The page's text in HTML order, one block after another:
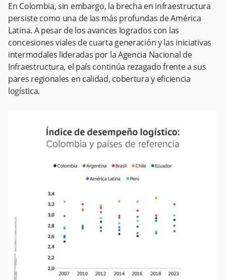
En Colombia, sin embargo, la brecha en infraestructura
persiste como una de las más profundas de América
Latina. A pesar de los avances logrados con las
concesiones viales de cuarta generación y las iniciativas
intermodales lideradas por la Agencia Nacional de
Infraestructura, el país continúa rezagado frente a sus
pares regionales en calidad, cobertura y eficiencia
logística.